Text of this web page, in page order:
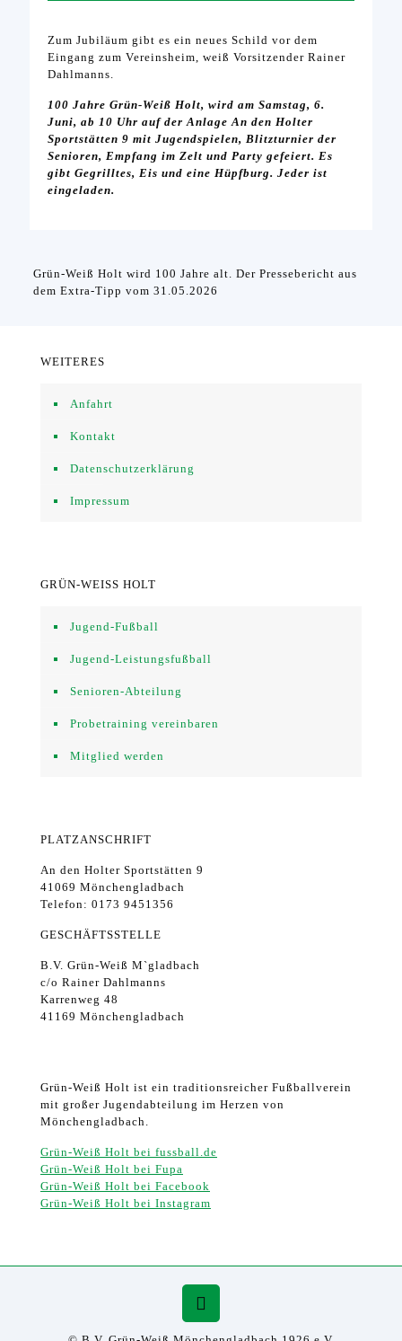
Zum Jubiläum gibt es ein neues Schild vor dem
Eingang zum Vereinsheim, weiß Vorsitzender Rainer
Dahlmanns.
100 Jahre Grün-Weiß Holt, wird am Samstag, 6.
Juni, ab 10 Uhr auf der Anlage An den Holter
Sportstätten 9 mit Jugendspielen, Blitzturnier der
Senioren, Empfang im Zelt und Party gefeiert. Es
gibt Gegrilltes, Eis und eine Hüpfburg. Jeder ist
eingeladen.
Grün-Weiß Holt wird 100 Jahre alt. Der Pressebericht aus
dem Extra-Tipp vom 31.05.2026
WEITERES
Anfahrt
Kontakt
Datenschutzerklärung
Impressum
GRÜN-WEISS HOLT
Jugend-Fußball
Jugend-Leistungsfußball
Senioren-Abteilung
Probetraining vereinbaren
Mitglied werden
PLATZANSCHRIFT
An den Holter Sportstätten 9
41069 Mönchengladbach
Telefon: 0173 9451356
GESCHÄFTSSTELLE
B.V. Grün-Weiß M`gladbach
c/o Rainer Dahlmanns
Karrenweg 48
41169 Mönchengladbach
Grün-Weiß Holt ist ein traditionsreicher Fußballverein
mit großer Jugendabteilung im Herzen von
Mönchengladbach.
Grün-Weiß Holt bei fussball.de
Grün-Weiß Holt bei Fupa
Grün-Weiß Holt bei Facebook
Grün-Weiß Holt bei Instagram